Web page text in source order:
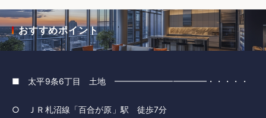
おすすめポイント
■ 太平9条6丁目 土地 ━━━━━━━━━━━・・・・・
○ ＪＲ札沼線「百合が原」駅 徒歩7分